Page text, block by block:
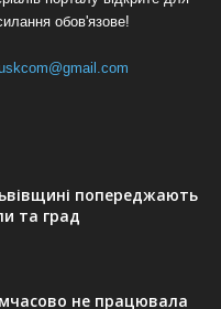
обов'язове!
попереджають
та град
не працювала